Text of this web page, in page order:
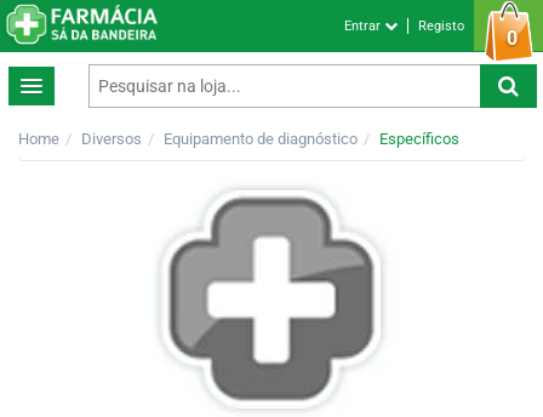
0
Entrar Registo
Home Diversos Equipamento de diagnóstico Específicos